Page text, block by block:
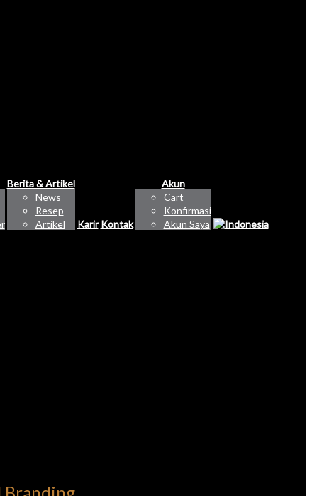
Berita & Artikel
News
Resep
Artikel
Karir Kontak
Akun
Cart
Konfirmasi
Akun Saya